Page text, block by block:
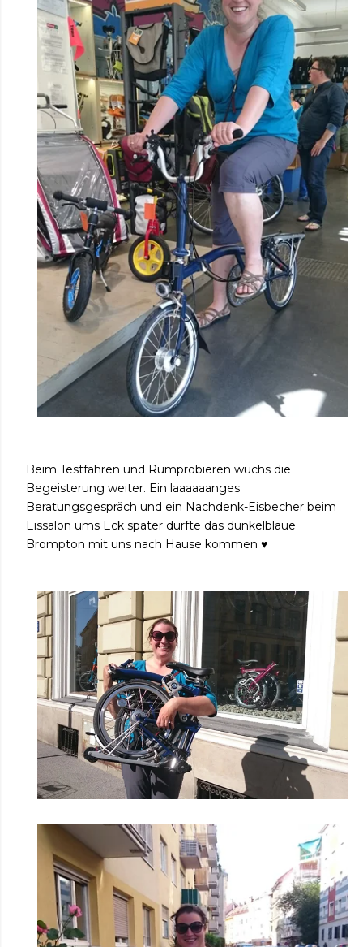
Beim Testfahren und Rumprobieren wuchs die
Begeisterung weiter. Ein laaaaaanges
Beratungsgespräch und ein Nachdenk-Eisbecher beim
Eissalon ums Eck später durfte das dunkelblaue
Brompton mit uns nach Hause kommen ♥